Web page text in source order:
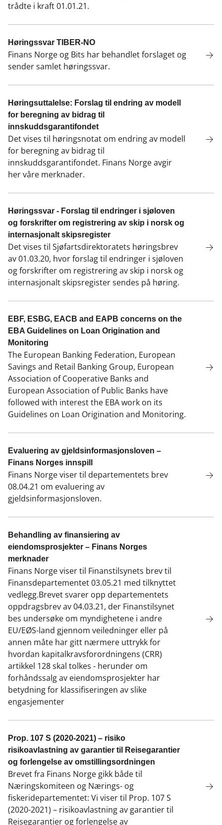
trådte i kraft 01.01.21.
Høringssvar TIBER-NO
Finans Norge og Bits har behandlet forslaget og
sender samlet høringssvar.
Høringsuttalelse: Forslag til endring av modell
for beregning av bidrag til
innskuddsgarantifondet
Det vises til høringsnotat om endring av modell
for beregning av bidrag til
innskuddsgarantifondet. Finans Norge avgir
her våre merknader.
Høringssvar - Forslag til endringer i sjøloven
og forskrifter om registrering av skip i norsk og
internasjonalt skipsregister
Det vises til Sjøfartsdirektoratets høringsbrev
av 01.03.20, hvor forslag til endringer i sjøloven
og forskrifter om registrering av skip i norsk og
internasjonalt skipsregister sendes på høring.
EBF, ESBG, EACB and EAPB concerns on the
EBA Guidelines on Loan Origination and
Monitoring
The European Banking Federation, European
Savings and Retail Banking Group, European
Association of Cooperative Banks and
European Association of Public Banks have
followed with interest the EBA work on its
Guidelines on Loan Origination and Monitoring.
Evaluering av gjeldsinformasjonsloven –
Finans Norges innspill
Finans Norge viser til departementets brev
08.04.21 om evaluering av
gjeldsinformasjonsloven.
Behandling av finansiering av
eiendomsprosjekter – Finans Norges
merknader
Finans Norge viser til Finanstilsynets brev til
Finansdepartementet 03.05.21 med tilknyttet
vedlegg.Brevet svarer opp departementets
oppdragsbrev av 04.03.21, der Finanstilsynet
bes undersøke om myndighetene i andre
EU/EØS-land gjennom veiledninger eller på
annen måte har gitt nærmere uttrykk for
hvordan kapitalkravsforordningens (CRR)
artikkel 128 skal tolkes - herunder om
forhåndssalg av eiendomsprosjekter har
betydning for klassifiseringen av slike
engasjementer
Prop. 107 S (2020-2021) – risiko
risikoavlastning av garantier til Reisegarantier
og forlengelse av omstillingsordningen
Brevet fra Finans Norge gikk både til
Næringskomiteen og Nærings- og
fiskeridepartementet: Vi viser til Prop. 107 S
(2020-2021) – risikoavlastning av garantier til
Reisegarantier og forlengelse av